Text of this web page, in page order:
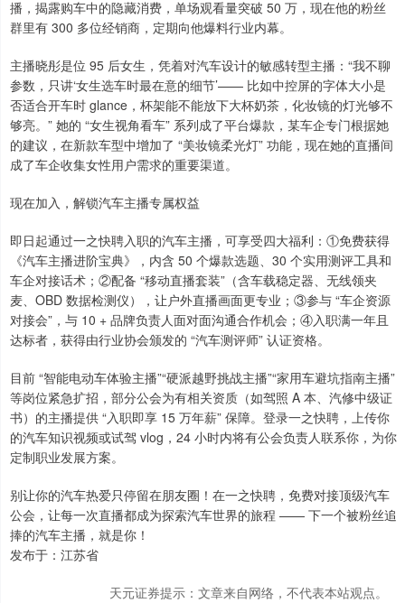
播，揭露购车中的隐藏消费，单场观看量突破 50 万，现在他的粉丝
群里有 300 多位经销商，定期向他爆料行业内幕。
主播晓彤是位 95 后女生，凭着对汽车设计的敏感转型主播：“我不聊
参数，只讲‘女生选车时最在意的细节’—— 比如中控屏的字体大小是
否适合开车时 glance，杯架能不能放下大杯奶茶，化妆镜的灯光够不
够亮。” 她的 “女生视角看车” 系列成了平台爆款，某车企专门根据她
的建议，在新款车型中增加了 “美妆镜柔光灯” 功能，现在她的直播间
成了车企收集女性用户需求的重要渠道。
现在加入，解锁汽车主播专属权益
即日起通过一之快聘入职的汽车主播，可享受四大福利：①免费获得
《汽车主播进阶宝典》，内含 50 个爆款选题、30 个实用测评工具和
车企对接话术；②配备 “移动直播套装”（含车载稳定器、无线领夹
麦、OBD 数据检测仪），让户外直播画面更专业；③参与 “车企资源
对接会”，与 10 + 品牌负责人面对面沟通合作机会；④入职满一年且
达标者，获得由行业协会颁发的 “汽车测评师” 认证资格。
目前 “智能电动车体验主播”“硬派越野挑战主播”“家用车避坑指南主播”
等岗位紧急扩招，部分公会为有相关资质（如驾照 A 本、汽修中级证
书）的主播提供 “入职即享 15 万年薪” 保障。登录一之快聘，上传你
的汽车知识视频或试驾 vlog，24 小时内将有公会负责人联系你，为你
定制职业发展方案。
别让你的汽车热爱只停留在朋友圈！在一之快聘，免费对接顶级汽车
公会，让每一次直播都成为探索汽车世界的旅程 —— 下一个被粉丝追
捧的汽车主播，就是你！
发布于：江苏省
天元证券提示：文章来自网络，不代表本站观点。